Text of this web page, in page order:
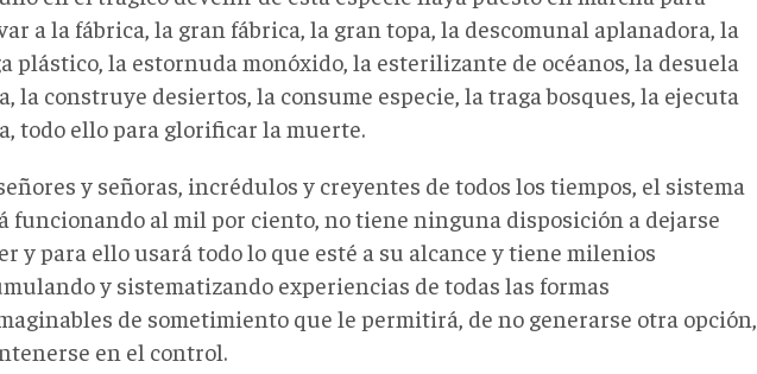
a la fábrica, la gran fábrica, la gran topa, la descomunal aplanadora, la
plástico, la estornuda monóxido, la esterilizante de océanos, la desuela
la construye desiertos, la consume especie, la traga bosques, la ejecuta
todo ello para glorificar la muerte.
y señoras, incrédulos y creyentes de todos los tiempos, el sistema
funcionando al mil por ciento, no tiene ninguna disposición a dejarse
y para ello usará todo lo que esté a su alcance y tiene milenios
y sistematizando experiencias de todas las formas
de sometimiento que le permitirá, de no generarse otra opción,
en el control.